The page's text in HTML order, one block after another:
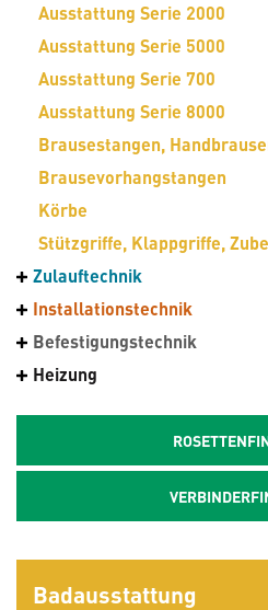
Ausstattung Serie 2000
Ausstattung Serie 5000
Ausstattung Serie 700
Ausstattung Serie 8000
Brausestangen,
Brausevorhangstangen
Körbe
Stützgriffe, Klappgriffe,
Zulauftechnik
Installationstechnik
Befestigungstechnik
Heizung
Badausstattung